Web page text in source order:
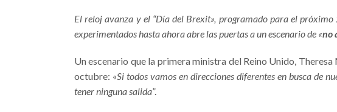
El reloj avanza y el “Día del Brexit», programado para el
experimentados hasta ahora abre las puertas a un escenario de «no
Un escenario que la primera ministra del Reino Unido,
octubre: «Si todos vamos en direcciones diferentes en busca de
tener ninguna salida”.